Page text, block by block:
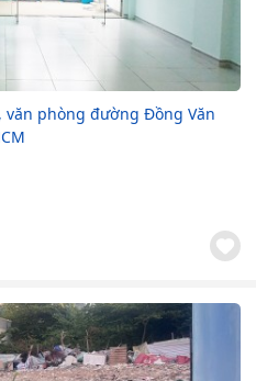
văn phòng đường Đồng Văn